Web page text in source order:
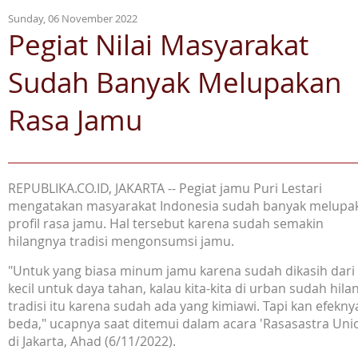
Sunday, 06 November 2022
Pegiat Nilai Masyarakat
Sudah Banyak Melupakan
Rasa Jamu
REPUBLIKA.CO.ID, JAKARTA -- Pegiat jamu Puri Lestari
mengatakan masyarakat Indonesia sudah banyak
profil rasa jamu. Hal tersebut karena sudah semakin
hilangnya tradisi mengonsumsi jamu.
"Untuk yang biasa minum jamu karena sudah dikasih dari
kecil untuk daya tahan, kalau kita-kita di urban sudah
tradisi itu karena sudah ada yang kimiawi. Tapi kan
beda," ucapnya saat ditemui dalam acara 'Rasasastra
di Jakarta, Ahad (6/11/2022).